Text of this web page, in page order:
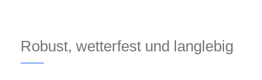
Robust, wetterfest und langlebig